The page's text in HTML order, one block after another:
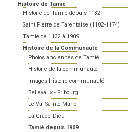
Histoire de Tamié
Histoire de Tamié depuis 1132
Saint Pierre de Tarentaise (1102-1174)
Tamié de 1132 à 1909
Histoire de la Communauté
Photos anciennes de Tamié
Histoire de la communauté
Images histoire communauté
Bellevaux - Fribourg
Le Val-Sainte-Marie
La Grâce-Dieu
Tamié depuis 1909